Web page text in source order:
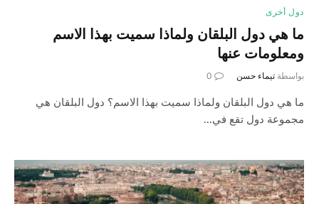
دول أخرى
ما هي دول البلقان ولماذا سميت بهذا الاسم
ومعلومات عنها
بواسطة تيماء حسن 0
ما هي دول البلقان ولماذا سميت بهذا الاسم؟ دول البلقان هي
مجموعة دول تقع في…